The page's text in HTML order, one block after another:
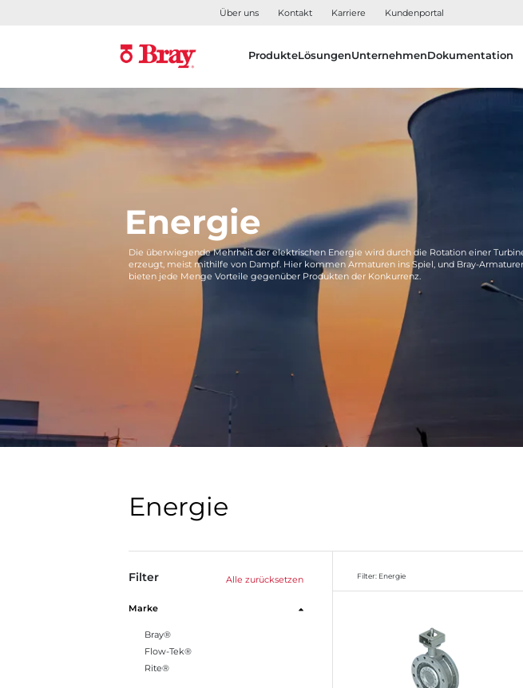
Über uns Kontakt Karriere Kundenportal
ProdukteLösungenUnternehmenDokumentation
Energie
Die überwiegende Mehrheit der elektrischen Energie wird durch die Rotation einer
erzeugt, meist mithilfe von Dampf. Hier kommen Armaturen ins Spiel, und Bray-
bieten jede Menge Vorteile gegenüber Produkten der Konkurrenz.
Energie
Filter Alle zurücksetzen
Marke
Bray®
Flow-Tek®
Rite®
Filter: Energie